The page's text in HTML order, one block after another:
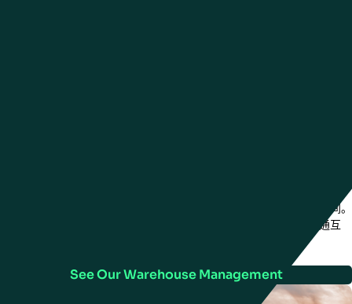
通过同一应用程序同时控制库存、管理分拣和包装并优化您的仓库空间。
无缝集成供应商、客户与第三方物流服务之间端到端的可视化和互通互
See Our Warehouse Management